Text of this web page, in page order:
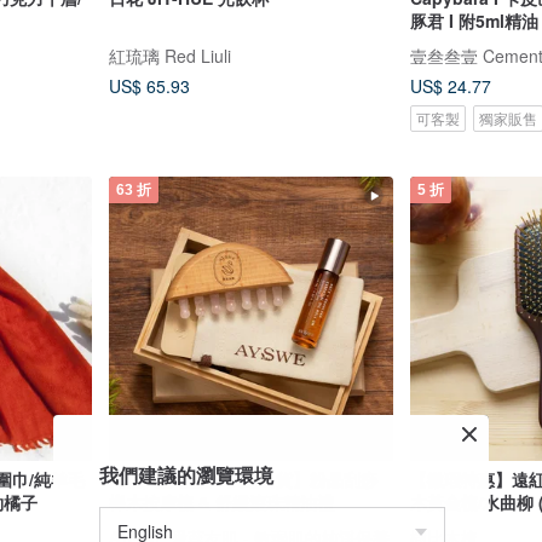
紅琉璃 Red Liuli
US$ 65.93
豚君 I 附5ml精
壹叁叁壹
US$ 24.77
可客製 獨家販售
/純羊毛
子
63 折
【情人節禮盒 l 快速出貨】粉晶刮痧
櫸木按摩梳 & 舒緩滾珠精油禮
AYSWE 愛蕊友肌 - 敏弱肌的純淨保養
5 折
【微瑕特惠】
木黃金梳/水曲柳
樹比木梳
我們建議的瀏覽環境